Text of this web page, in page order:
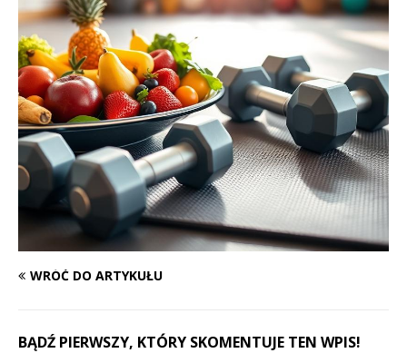
WRÓĆ DO ARTYKUŁU
BĄDŹ PIERWSZY, KTÓRY SKOMENTUJE TEN WPIS!